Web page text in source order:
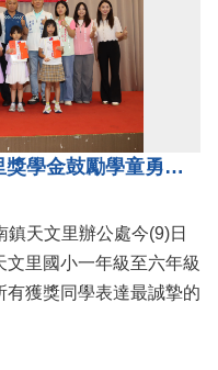
地方各界齊心支持教育 天文里獎學金鼓勵學童勇敢追夢
文里國小一年級至六年級
有獲獎同學表達最誠摯的